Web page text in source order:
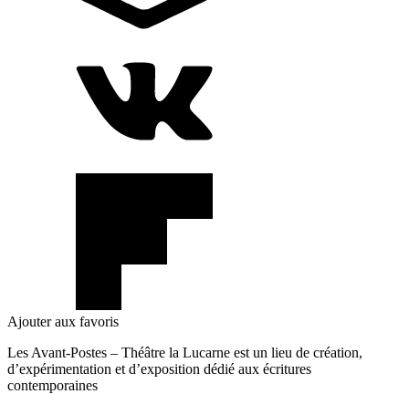
Ajouter aux favoris
Les Avant-Postes – Théâtre la Lucarne est un lieu de création,
d’expérimentation et d’exposition dédié aux écritures
contemporaines